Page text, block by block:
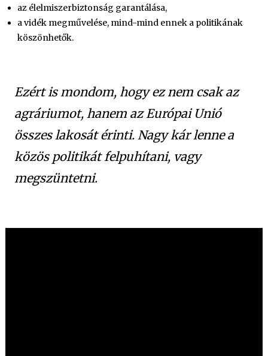
az élelmiszerbiztonság garantálása,
a vidék megművelése, mind-mind ennek a politikának
köszönhetők.
Ezért is mondom, hogy ez nem csak az
agráriumot, hanem az Európai Unió
összes lakosát érinti. Nagy kár lenne a
közös politikát felpuhítani, vagy
megszüntetni.